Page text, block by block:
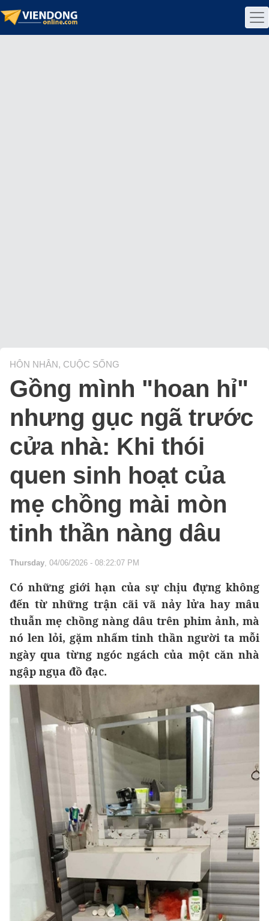
HÔN NHÂN, CUỘC SỐNG
Gồng mình "hoan hỉ"
nhưng gục ngã trước
cửa nhà: Khi thói
quen sinh hoạt của
mẹ chồng mài mòn
tinh thần nàng dâu
Thursday, 04/06/2026 - 08:22:07 PM
Có những giới hạn của sự chịu đựng không
đến từ những trận cãi vã nảy lửa hay mâu
thuẫn mẹ chồng nàng dâu trên phim ảnh, mà
nó len lỏi, gặm nhấm tinh thần người ta mỗi
ngày qua từng ngóc ngách của một căn nhà
ngập ngụa đồ đạc.